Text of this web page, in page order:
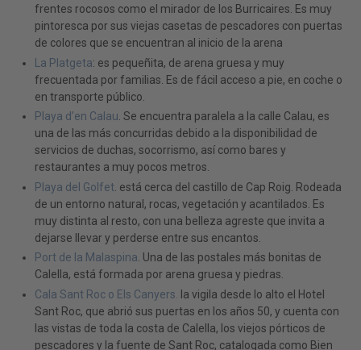
frentes rocosos como el mirador de los Burricaires. Es muy
pintoresca por sus viejas casetas de pescadores con puertas
de colores que se encuentran al inicio de la arena
La Platgeta: es pequeñita, de arena gruesa y muy
frecuentada por familias. Es de fácil acceso a pie, en coche o
en transporte público.
Playa d’en Calau. Se encuentra paralela a la calle Calau, es
una de las más concurridas debido a la disponibilidad de
servicios de duchas, socorrismo, así como bares y
restaurantes a muy pocos metros.
Playa del Golfet . está cerca del castillo de Cap Roig. Rodeada
de un entorno natural, rocas, vegetación y acantilados. Es
muy distinta al resto, con una belleza agreste que invita a
dejarse llevar y perderse entre sus encantos.
Port de la Malaspina. Una de las postales más bonitas de
Calella, está formada por arena gruesa y piedras.
Cala Sant Roc o Els Canyers.
la vigila desde lo alto el Hotel
Sant Roc, que abrió sus puertas en los años 50, y cuenta con
las vistas de toda la costa de Calella, los viejos pórticos de
pescadores y la fuente de Sant Roc, catalogada como Bien